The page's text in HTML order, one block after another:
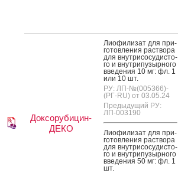
Доксорубицин-
ДЕКО
Ли­офи­лизат для при­
готов­ле­ния рас­тво­ра
для внут­ри­сосу­дис­то­
го и внут­ри­пузыр­но­го
вве­дения 10 мг: фл. 1
или 10 шт.
РУ: ЛП-№(005366)-
(РГ-RU) от 03.05.24
Предыдущий РУ:
ЛП-003190
Ли­офи­лизат для при­
готов­ле­ния рас­тво­ра
для внут­ри­сосу­дис­то­
го и внут­ри­пузыр­но­го
вве­дения 50 мг: фл. 1
шт.